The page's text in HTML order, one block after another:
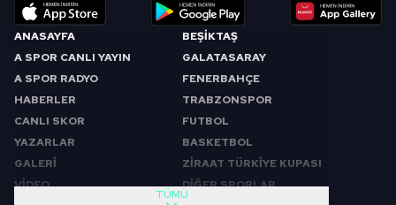
ANASAYFA
A SPOR CANLI YAYIN
A SPOR RADYO
HABERLER
CANLI SKOR
YAZARLAR
GALERİ
VİDEO
BEŞİKTAŞ
GALATASARAY
FENERBAHÇE
TRABZONSPOR
FUTBOL
BASKETBOL
ZİRAAT TÜRKİYE KUPASI
DİĞER SPORLAR
TÜMÜ